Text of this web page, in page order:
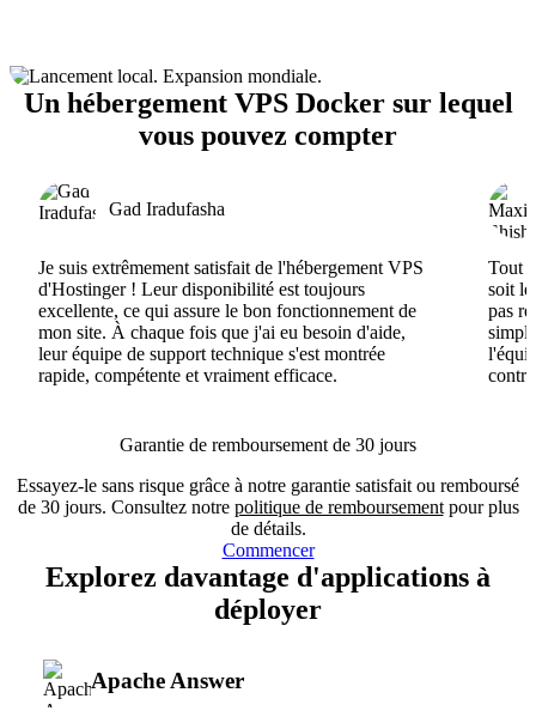
Un hébergement VPS Docker sur lequel
vous pouvez compter
Gad Iradufasha
Je suis extrêmement satisfait de l'hébergement VPS
d'Hostinger ! Leur disponibilité est toujours
excellente, ce qui assure le bon fonctionnement de
mon site. À chaque fois que j'ai eu besoin d'aide,
leur équipe de support technique s'est montrée
rapide, compétente et vraiment efficace.
Tout
soit
pas
Garantie de remboursement de 30 jours
Essayez-le sans risque grâce à notre garantie satisfait ou remboursé
de 30 jours. Consultez notre politique de remboursementpour plus
de détails.
Commencer
Explorez davantage d'applications à
déployer
Apache Answer